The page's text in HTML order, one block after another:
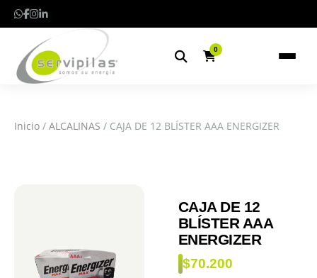
0
Inicio / ALCALINAS / CAJA DE 12 BLÍSTER AAA ENERGIZER
CAJA DE 12
BLÍSTER AAA
ENERGIZER
$70.200